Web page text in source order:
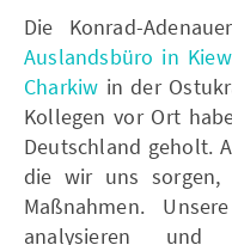
Die Konrad-
Auslandsbüro in Kiew
Charkiw in der
Kollegen vor Ort
Deutschland geholt.
die wir uns sorgen,
Maßnahmen.
analysieren